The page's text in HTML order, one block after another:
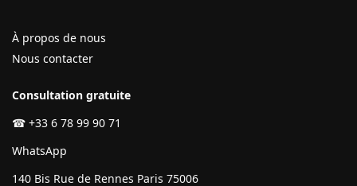
À propos de nous
Nous contacter
Consultation gratuite
☎ +33 6 78 99 90 71
WhatsApp
140 Bis Rue de Rennes Paris 75006